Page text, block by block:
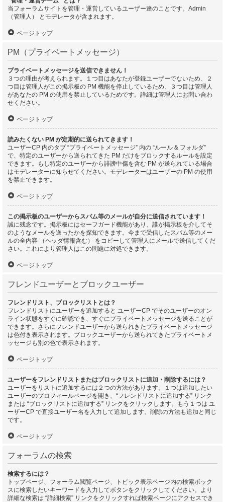
当フォーラムサイトを管理・運営しているユーザー達のことです。Admin
（管理人） とモデレータが含まれます。
ページトップ
PM（プライベートメッセージ）
プライベートメッセージを送信できません！
３つの理由が考えられます。１つ目はあなたが登録ユーザーでないため、２
つ目は管理人がこの掲示板の PM 機能を停止しているため、３つ目は管理人
があなたの PM の使用を禁止しているためです。詳細は管理人にお問い合わ
せください。
ページトップ
読みたくない PM が定期的に送られてきます！
ユーザーCP 内のタブ “プライベートメッセージ” 内の “ルール & フォルダ”
で、特定のユーザーから送られてきた PM だけをブロックするルールを設定
できます。もし特定のユーザーから誹謗中傷を含む PM が送られている場合
はモデレーターに知らせてください。モデレーターはユーザーの PM の使用
を禁止できます。
ページトップ
この掲示板のユーザーからスパム等のメールが自分に送信されています！
誠に残念です。掲示板にはセーフガード機能があり、誰が掲示板を介してそ
のようなメールを送ったかを探知できます。今まで受信したスパム等のメー
ルの全内容 （ヘッダ情報含む） をコピーして管理人にメールで送信してくだ
さい。これにより管理人はこの問題に対処できます。
ページトップ
フレンドユーザーとブロックユーザー
フレンドリスト、ブロックリストとは？
フレンドリストにユーザーを追加すると ユーザーCP でそのユーザーのオン
ライン状態をすぐに確認でき、すぐにプライベートメッセージを送ることが
できます。さらにフレンドユーザーから送られきたプライベートメッセージ
は色付き表示されます。ブロックユーザーから送られてきたプライベートメ
ッセージも別の色で表示されます。
ページトップ
ユーザーをフレンドリストまたはブロックリストに追加・削除するには？
ユーザーをリストに追加するには２つの方法があります。１つは追加したい
ユーザーのプロフィールページを開き、“フレンドリストに追加する” リンク
または “ブロックリストに追加する” リンクをクリックします。もう１つは ユ
ーザーCP で直接ユーザー名を入力して追加します。削除の方法も追加と同じ
です。
ページトップ
フォーラムの検索
検索するには？
トップページ、フォーラム閲覧ページ、トピック表示ページ内の検索ボック
スに検索したいキーワードを入力してボタンをクリックしてください。より
詳細な検索は “詳細検索” リンクをクリックすれば検索ページにアクセスでき